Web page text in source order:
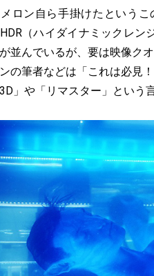
ロン自ら手掛けたというこ
HDR（ハイダイナミックレ
並んでいるが、要は映像ク
の筆者などは「これは必見
」や「リマスター」という